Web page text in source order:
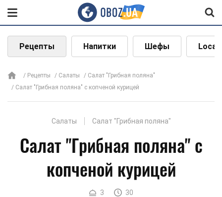
Рецепты Напитки Шефы Local
Рецепты Салаты
Салат "Грибная поляна"
Салат "Грибная поляна" с копченой курицей
Салаты Салат "Грибная поляна"
Салат "Грибная поляна" с
копченой курицей
3
30